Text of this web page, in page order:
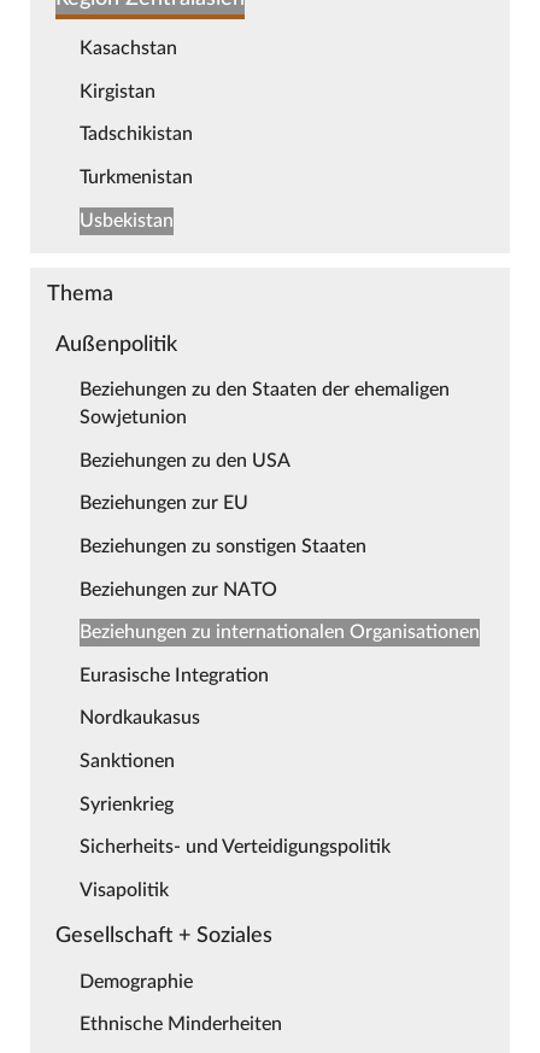
Kasachstan
Kirgistan
Tadschikistan
Turkmenistan
Usbekistan
Thema
Außenpolitik
Beziehungen zu den Staaten der ehemaligen
Sowjetunion
Beziehungen zu den USA
Beziehungen zur EU
Beziehungen zu sonstigen Staaten
Beziehungen zur NATO
Beziehungen zu internationalen Organisationen
Eurasische Integration
Nordkaukasus
Sanktionen
Syrienkrieg
Sicherheits- und Verteidigungspolitik
Visapolitik
Gesellschaft + Soziales
Demographie
Ethnische Minderheiten